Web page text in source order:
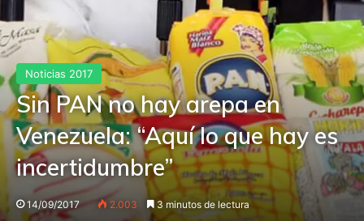
Noticias 2017
Sin PAN no hay arepa en
Venezuela: “Aquí lo que hay es
incertidumbre”
14/09/2017 2.003 3 minutos de lectura